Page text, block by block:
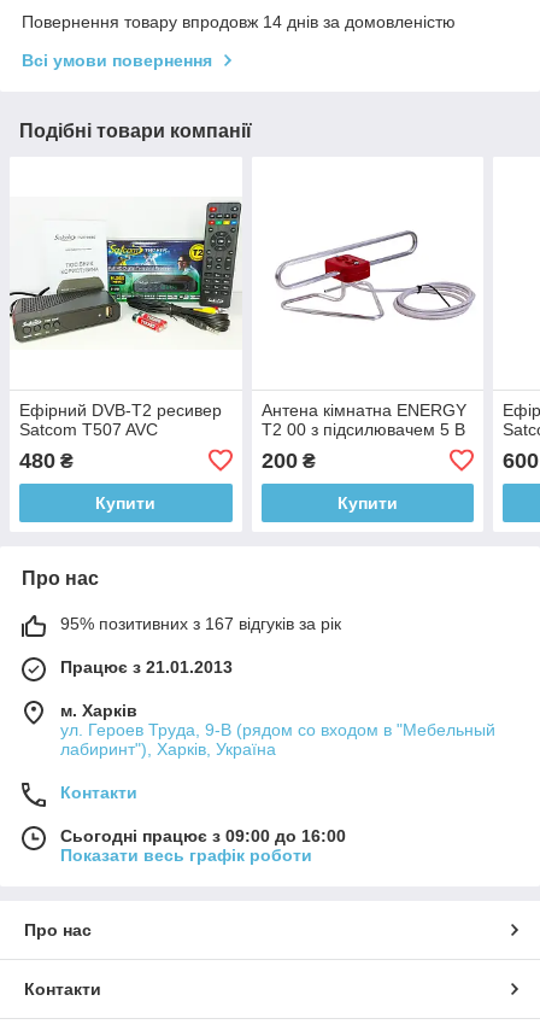
Повернення товару впродовж 14 днів за домовленістю
Всі умови повернення
Подібні товари компанії
Ефірний DVB-Т2 ресивер
Satcom T507 AVC
480 ₴
Купити
Антена кімнатна ENERGY
Т2 00 з підсилювачем 5 В
200₴
Купити
600
Про нас
95% позитивних з 167 відгуків за рік
Працює з 21.01.2013
м. Харків
ул. Героев Труда, 9-В (рядом со входом в "Мебельный
лабиринт"), Харків, Україна
Контакти
Сьогодні працює з 09:00 до 16:00
Показати весь графік роботи
Про нас
Контакти